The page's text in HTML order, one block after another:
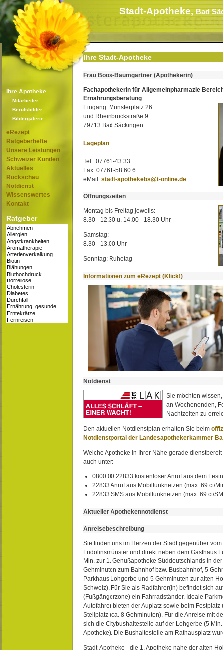
Stadt-Apotheke,Bad
Ihre Apotheke
Mitarbeiter
Berufsbilder
Bildergalerie
eRezept
Ratgeberhefte
Unsere Leistungen
Schweizer Kunden
Aktuelles
Rückschau
Notdienst
Wissenswertes
Kontakt
Ratgeber
Ihre Stadt-Apotheke
Frau Boos-Baumgartner (Apothekerin)
Fachapothekerin für Allgemeinpharmazie
Ernährungsberatung
Eingang: Münsterplatz 26
und Rheinbrückstraße 9
79713 Bad Säckingen
Lageplan
Tel.: 07761-43 33
Fax: 07761-58 60 6
eMail: stadt-apothekebs@t-online.de
Öffnungszeiten
Montag bis Freitag jeweils:
8.30 - 12.30 u. 14.00 - 18.30 Uhr
Samstag:
8.30 - 13.00 Uhr
Sonntag: Ruhetag
Informationen zum eRezept (Klick!)
Notdienst
Sie möchten
an Wochenenden,
Nachtzeiten zu
Den aktuellen Notdienstplan erhalten Sie beim
Notdienstportal der Landesapothekerkammer
Welche Apotheke in Ihrer Nähe gerade
auch unter:
0800 00 22833 kostenloser Anruf aus dem
22833 Anruf aus Mobilfunknetzen (max. 69 ct/
22833 SMS aus Mobilfunknetzen (max. 69 ct/
Aktueller Apothekennotdienst
Anreisebeschreibung
Sie finden uns im Herzen der Stadt gegenüber
Fridolinsmünster und direkt neben dem Gasthaus
Min. zur 1. Genußapotheke Süddeutschlands in
Gehminuten zum Bahnhof bzw. Busbahnhof, 5
Parkhaus Lohgerbe und 5 Gehminuten zur alten
Schweiz). Für Sie als Radfahrer(in) befindet sich
(Fußgängerzone) ein Fahrradständer. Ideale
Autofahrer bieten der Auplatz sowie beim Festplatz
Stellplatz (ca. 8 Gehminuten). Für die Anreise mit
sich die Citybushaltestelle auf der Lohgerbe (5
Apotheke). Die Bushaltestelle am Rathausplatz
Stadt-Apotheke - die 1. Apotheke nahe der alten